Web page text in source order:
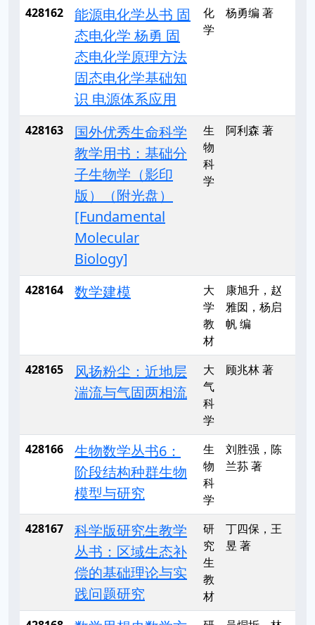
428162
能源电化学丛书 固
态电化学 杨勇 固
态电化学原理方法
固态电化学基础知
识 电源体系应用
化
学
杨勇编 著
428163
国外优秀生命科学
教学用书：基础分
子生物学（影印
版）（附光盘）
[Fundamental
Molecular
Biology]
生
物
科
学
阿利森 著
428164 数学建模
大
学
教
材
康旭升，赵
雅囡，杨启
帆 编
428165
风扬粉尘：近地层
湍流与气固两相流
大
气
科
学
顾兆林 著
428166
生物数学丛书6：
阶段结构种群生物
模型与研究
生
物
科
学
刘胜强，陈
兰荪 著
428167
科学版研究生教学
丛书：区域生态补
偿的基础理论与实
践问题研究
研
究
生
教
材
丁四保，王
昱 著